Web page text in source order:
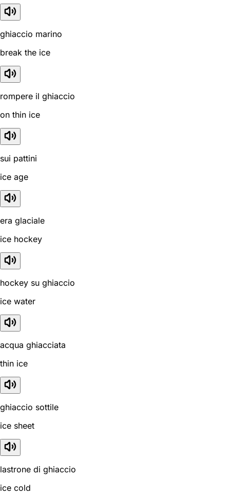
ghiaccio marino
break the ice
rompere il ghiaccio
on thin ice
sui pattini
ice age
era glaciale
ice hockey
hockey su ghiaccio
ice water
acqua ghiacciata
thin ice
ghiaccio sottile
ice sheet
lastrone di ghiaccio
ice cold